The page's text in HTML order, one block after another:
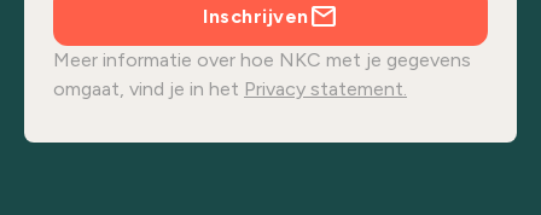
Inschrijven
Meer informatie over hoe NKC met je gegevens
omgaat, vind je in het Privacy statement.